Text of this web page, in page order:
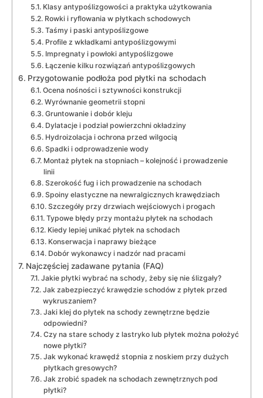
Klasy antypoślizgowości a praktyka użytkowania
Rowki i ryflowania w płytkach schodowych
Taśmy i paski antypoślizgowe
Profile z wkładkami antypoślizgowymi
Impregnaty i powłoki antypoślizgowe
Łączenie kilku rozwiązań antypoślizgowych
Przygotowanie podłoża pod płytki na schodach
Ocena nośności i sztywności konstrukcji
Wyrównanie geometrii stopni
Gruntowanie i dobór kleju
Dylatacje i podział powierzchni okładziny
Hydroizolacja i ochrona przed wilgocią
Spadki i odprowadzenie wody
Montaż płytek na stopniach – kolejność i prowadzenie
linii
Szerokość fug i ich prowadzenie na schodach
Spoiny elastyczne na newralgicznych krawędziach
Szczegóły przy drzwiach wejściowych i progach
Typowe błędy przy montażu płytek na schodach
Kiedy lepiej unikać płytek na schodach
Konserwacja i naprawy bieżące
Dobór wykonawcy i nadzór nad pracami
Najczęściej zadawane pytania (FAQ)
Jakie płytki wybrać na schody, żeby się nie ślizgały?
Jak zabezpieczyć krawędzie schodów z płytek przed
wykruszaniem?
Jaki klej do płytek na schody zewnętrzne będzie
odpowiedni?
Czy na stare schody z lastryko lub płytek można położyć
nowe płytki?
Jak wykonać krawędź stopnia z noskiem przy dużych
płytkach gresowych?
Jak zrobić spadek na schodach zewnętrznych pod
płytki?